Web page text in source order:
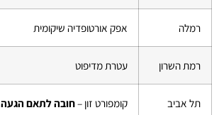
רמלה אפק אורטופדיה שיקומית
רמת השרון עטרת מדיפוט
תל אביב קומפורט זון –חובה לתאם